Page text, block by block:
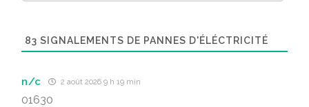
83 SIGNALEMENTS DE PANNES D'ÉLÉCTRICITÉ
n/c 2 août 2026 9 h 19 min
01630